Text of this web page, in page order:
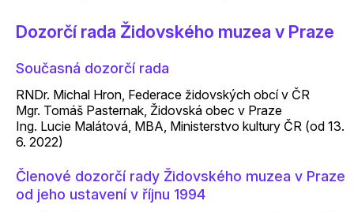
Dozorčí rada Židovského muzea v Praze
Současná dozorčí rada
RNDr. Michal Hron, Federace židovských obcí v ČR
Mgr. Tomáš Pasternak, Židovská obec v Praze
Ing. Lucie Malátová, MBA, Ministerstvo kultury ČR (od 13.
6. 2022)
Členové dozorčí rady Židovského muzea v Praze
od jeho ustavení v říjnu 1994